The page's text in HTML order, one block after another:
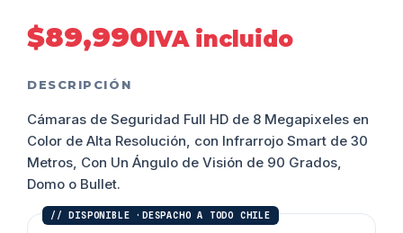
$89,990IVA incluido
DESCRIPCIÓN
Cámaras de Seguridad Full HD de 8 Megapixeles en
Color de Alta Resolución, con Infrarrojo Smart de 30
Metros, Con Un Ángulo de Visión de 90 Grados,
Domo o Bullet.